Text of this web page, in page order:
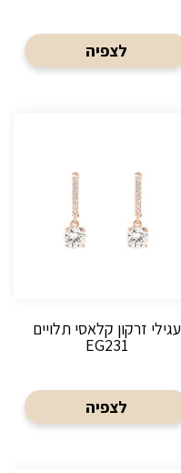
לצפיה
עגילי זרקון קלאסי תלויים
EG231
לצפיה